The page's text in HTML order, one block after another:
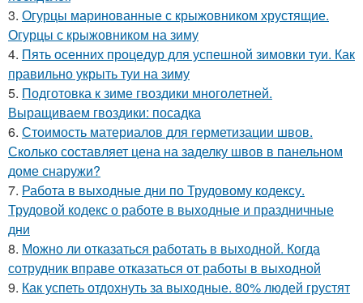
3. Огурцы маринованные с крыжовником хрустящие.
Огурцы с крыжовником на зиму
4. Пять осенних процедур для успешной зимовки туи. Как
правильно укрыть туи на зиму
5. Подготовка к зиме гвоздики многолетней.
Выращиваем гвоздики: посадка
6. Стоимость материалов для герметизации швов.
Сколько составляет цена на заделку швов в панельном
доме снаружи?
7. Работа в выходные дни по Трудовому кодексу.
Трудовой кодекс о работе в выходные и праздничные
дни
8. Можно ли отказаться работать в выходной. Когда
сотрудник вправе отказаться от работы в выходной
9. Как успеть отдохнуть за выходные. 80% людей грустят